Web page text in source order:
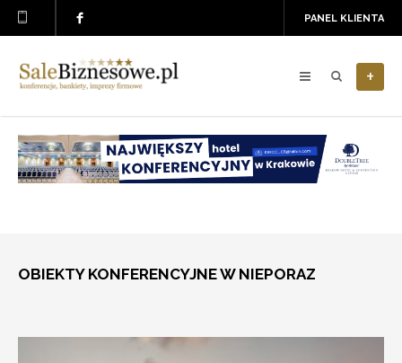
PANEL KLIENTA
+
OBIEKTY KONFERENCYJNE W NIEPORAZ